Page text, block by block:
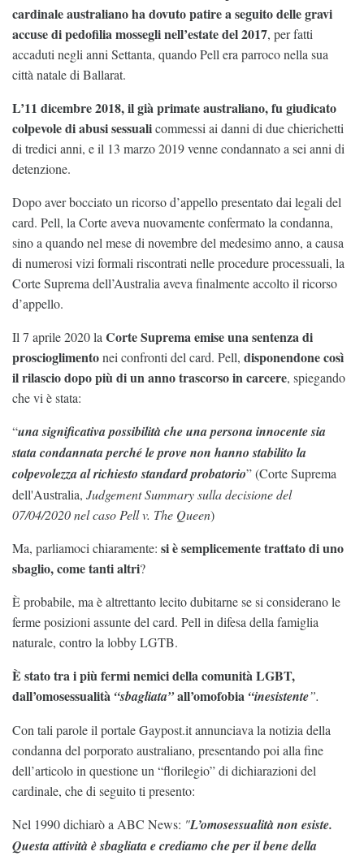
cardinale australiano ha dovuto patire a seguito delle gravi
accuse di pedofilia mossegli nell’estate del 2017, per fatti
accaduti negli anni Settanta, quando Pell era parroco nella sua
città natale di Ballarat.
L’11 dicembre 2018, il già primate australiano, fu giudicato
colpevole di abusi sessualicommessi ai danni di due chierichetti
di tredici anni, e il 13 marzo 2019 venne condannato a sei anni di
detenzione.
Dopo aver bocciato un ricorso d’appello presentato dai legali del
card. Pell, la Corte aveva nuovamente confermato la condanna,
sino a quando nel mese di novembre del medesimo anno, a causa
di numerosi vizi formali riscontrati nelle procedure processuali, la
Corte Suprema dell’Australia aveva finalmente accolto il ricorso
d’appello.
Il 7 aprile 2020 la Corte Suprema emise una sentenza di
proscioglimentonei confronti del card. Pell, disponendone così
il rilascio dopo più di un anno trascorso in carcere, spiegando
che vi è stata:
“una significativa possibilità che una persona innocente sia
stata condannata perché le prove non hanno stabilito la
colpevolezza al richiesto standard probatorio” (Corte Suprema
dell'Australia, Judgement Summary sulla decisione del
07/04/2020 nel caso Pell v. The Queen)
Ma, parliamoci chiaramente: si è semplicemente trattato di uno
sbaglio, come tanti altri?
È probabile, ma è altrettanto lecito dubitarne se si considerano le
ferme posizioni assunte del card. Pell in difesa della famiglia
naturale, contro la lobby LGTB.
È stato tra i più fermi nemici della comunità LGBT,
dall’omosessualità “sbagliata”all’omofobia “inesistente”.
Con tali parole il portale Gaypost.it annunciava la notizia della
condanna del porporato australiano, presentando poi alla fine
dell’articolo in questione un “florilegio” di dichiarazioni del
cardinale, che di seguito ti presento:
Nel 1990 dichiarò a ABC News: "L’omosessualità non esiste.
Questa attività è sbagliata e crediamo che per il bene della